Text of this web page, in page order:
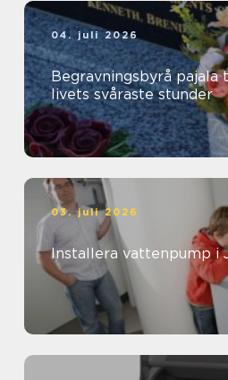
04. juli 2026
Begravningsbyrå pajala trygg hjälp i
livets svåraste stunder
03. juli 2026
Installera vattenpump i